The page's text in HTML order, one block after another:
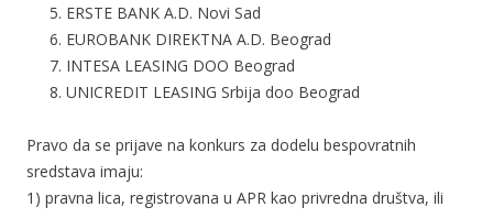
ERSTE BANK A.D. Novi Sad
EUROBANK DIREKTNA A.D. Beograd
INTESA LEASING DOO Beograd
UNICREDIT LEASING Srbija doo Beograd
Pravo da se prijave na konkurs za dodelu bespovratnih
sredstava imaju:
1) pravna lica, registrovana u APR kao privredna društva, ili